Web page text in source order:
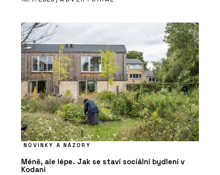
NOVINKY A NÁZORY
Méně, ale lépe. Jak se staví sociální bydlení v
Kodani